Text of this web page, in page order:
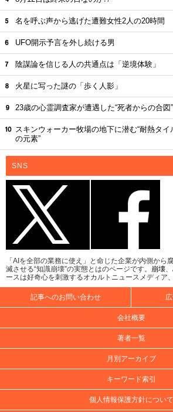
名を呼ぶ声から逃げた遭難女性2人の20時間
UFO開示予言を外し続ける男
陰謀論を信じる人の共通点は「逆境体験」
火星に写った謎の「歩く人影」
23歳の心霊調査家が遭遇した“死者からの合図”
スキンウォーカー牧場の地下に潜む“耐熱タ
の元素”
SNS
「AIを全部の業務に使え」と命じた企業が内側から
滅させる“知識崩壊”の実態とはのページです。 崩壊
ースは好奇心を刺激するオカルトニュースメディア
記事へのお問い合わせ
会社概要
著者一覧
月別アーカイブ
キーワード索引
個人情報保護方針について